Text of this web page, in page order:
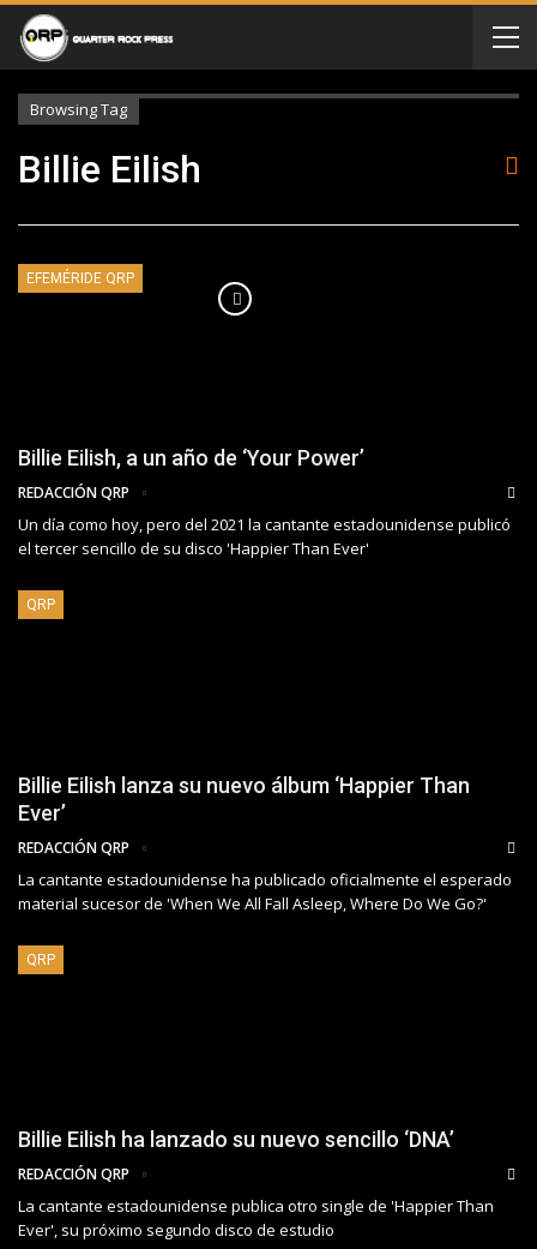
Browsing Tag
Billie Eilish
EFEMÉRIDE QRP
Billie Eilish, a un año de ‘Your Power’
REDACCIÓN QRP
Un día como hoy, pero del 2021 la cantante estadounidense publicó
el tercer sencillo de su disco 'Happier Than Ever'
QRP
Billie Eilish lanza su nuevo álbum ‘Happier Than
Ever’
REDACCIÓN QRP
La cantante estadounidense ha publicado oficialmente el esperado
material sucesor de 'When We All Fall Asleep, Where Do We Go?'
QRP
Billie Eilish ha lanzado su nuevo sencillo ‘DNA’
REDACCIÓN QRP
La cantante estadounidense publica otro single de 'Happier Than
Ever', su próximo segundo disco de estudio